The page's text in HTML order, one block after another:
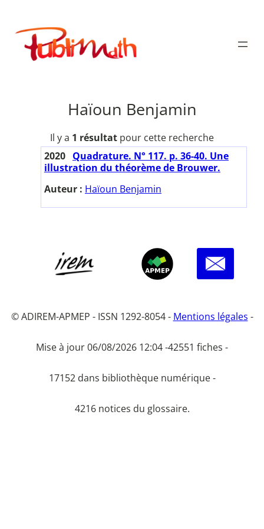
contenu
Publimath
Haïoun Benjamin
Il y a 1 résultat pour cette recherche
2020 Quadrature. N° 117. p. 36-40. Une
illustration du théorème de Brouwer.
Auteur : Haïoun Benjamin
© ADIREM-APMEP - ISSN 1292-8054 - Mentions légales -
Mise à jour 06/08/2026 12:04 -42551 fiches -
17152 dans bibliothèque numérique -
4216 notices du glossaire.